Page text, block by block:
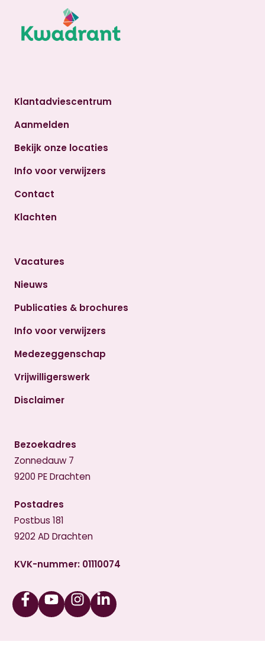
Klantadviescentrum
Aanmelden
Bekijk onze locaties
Info voor verwijzers
Contact
Klachten
Vacatures
Nieuws
Publicaties & brochures
Info voor verwijzers
Medezeggenschap
Vrijwilligerswerk
Disclaimer
Bezoekadres
Zonnedauw 7
9200 PE Drachten
Postadres
Postbus 181
9202 AD Drachten
KVK-nummer: 01110074
FacebookYoutubeInstagramLinkedin